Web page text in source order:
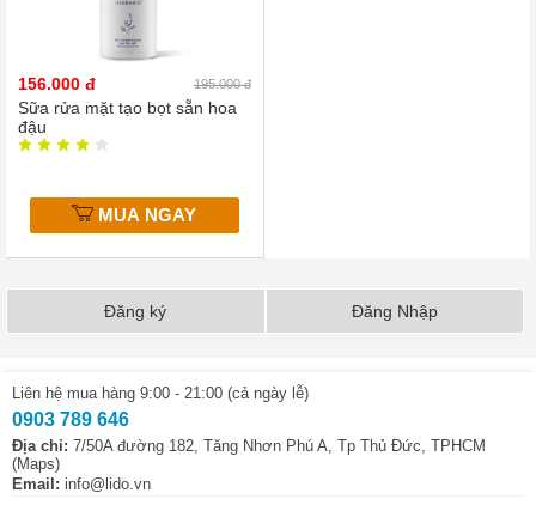
156.000 đ 195.000 đ
Sữa rửa mặt tạo bọt sẵn hoa
đậu
MUA NGAY
Đăng ký Đăng Nhập
Liên hệ mua hàng 9:00 - 21:00 (cả ngày lễ)
0903 789 646
Địa chỉ: 7/50A đường 182, Tăng Nhơn Phú A, Tp Thủ Đức, TPHCM
(Maps)
Email: info@lido.vn